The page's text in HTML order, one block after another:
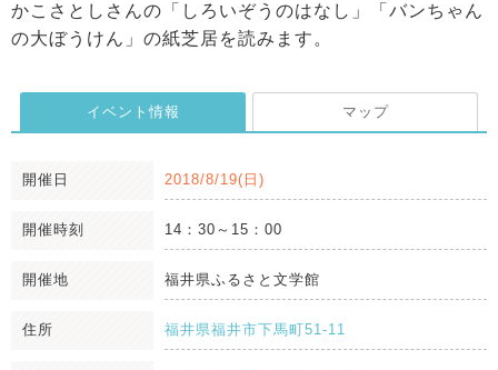
かこさとしさんの「しろいぞうのはなし」「バンちゃん
の大ぼうけん」の紙芝居を読みます。
イベント情報 マップ
開催日 2018/8/19(日)
開催時刻 14：30～15：00
開催地 福井県ふるさと文学館
住所 福井県福井市下馬町51-11